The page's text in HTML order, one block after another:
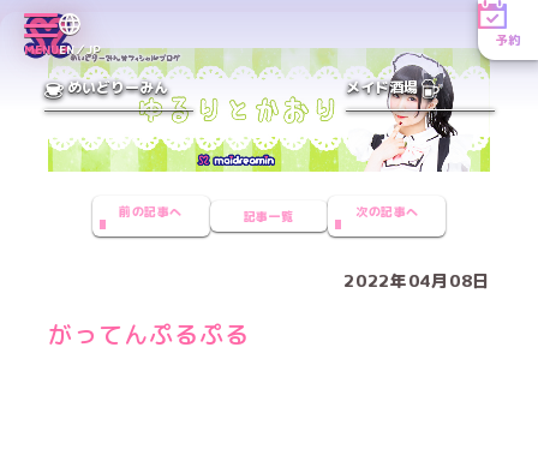
MENUEN／JP
予約
めいどりーみん メイド酒場
前の記事へ 記事一覧 次の記事へ
2022年04月08日
がってんぷるぷる